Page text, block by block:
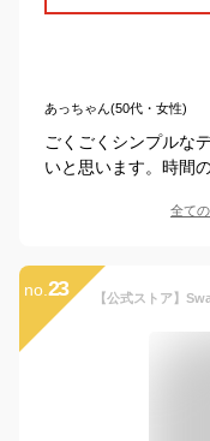
あっちゃん(50代・女性)
ごくごくシンプルな
いと思います。時間
全て
no. 23